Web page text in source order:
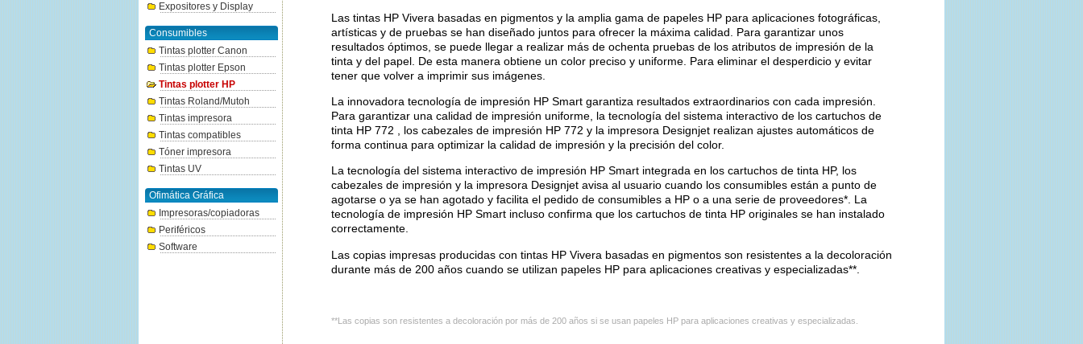
Expositores y Display
Consumibles
Tintas plotter Canon
Tintas plotter Epson
Tintas plotter HP
Tintas Roland/Mutoh
Tintas impresora
Tintas compatibles
Tóner impresora
Tintas UV
Ofimática Gráfica
Impresoras/copiadoras
Periféricos
Software
Las tintas HP Vivera basadas en pigmentos y la amplia gama de papeles HP para aplicaciones fotográficas,
artísticas y de pruebas se han diseñado juntos para ofrecer la máxima calidad. Para garantizar unos
resultados óptimos, se puede llegar a realizar más de ochenta pruebas de los atributos de impresión de la
tinta y del papel. De esta manera obtiene un color preciso y uniforme. Para eliminar el desperdicio y evitar
tener que volver a imprimir sus imágenes.
La innovadora tecnología de impresión HP Smart garantiza resultados extraordinarios con cada impresión.
Para garantizar una calidad de impresión uniforme, la tecnología del sistema interactivo de los cartuchos de
tinta HP 772 , los cabezales de impresión HP 772 y la impresora Designjet realizan ajustes automáticos de
forma continua para optimizar la calidad de impresión y la precisión del color.
La tecnología del sistema interactivo de impresión HP Smart integrada en los cartuchos de tinta HP, los
cabezales de impresión y la impresora Designjet avisa al usuario cuando los consumibles están a punto de
agotarse o ya se han agotado y facilita el pedido de consumibles a HP o a una serie de proveedores*. La
tecnología de impresión HP Smart incluso confirma que los cartuchos de tinta HP originales se han instalado
correctamente.
Las copias impresas producidas con tintas HP Vivera basadas en pigmentos son resistentes a la decoloración
durante más de 200 años cuando se utilizan papeles HP para aplicaciones creativas y especializadas**.
**Las copias son resistentes a decoloración por más de 200 años si se usan papeles HP para aplicaciones creativas y especializadas.